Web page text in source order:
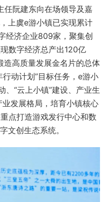
任阮建东向在场领导及嘉
上虞e游小镇已实现累计
经济企业809家，聚集创
数字经济总产出120亿
高质量发展金名片的总体
动计划”目标任务，e游小
、“云上小镇”建设、产业生
业发展格局，培育小镇核心
点打造游戏发行中心和数
文创生态系统。